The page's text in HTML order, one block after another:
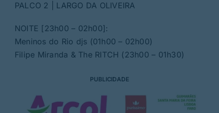
PALCO 2 | LARGO DA OLIVEIRA
NOITE [23h00 – 02h00]:
Meninos do Rio djs (01h00 – 02h00)
Filipe Miranda & The RITCH (23h00 – 01h30)
PUBLICIDADE